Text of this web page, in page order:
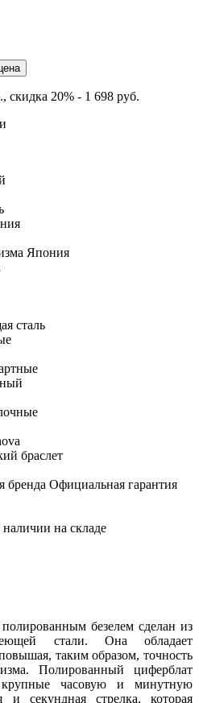
, скидка 20% - 1 698 руб.
Япония
сталь
браслет
бренда Официальная гарантия
на складе
безелем сделан из
стали. Она обладает
таким образом, точность
Полированный циферблат
крупные часовую и минутную
и секундная стрелка, которая